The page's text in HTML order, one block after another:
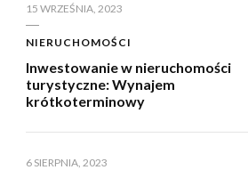
15 WRZEŚNIA, 2023
NIERUCHOMOŚCI
Inwestowanie w nieruchomości
turystyczne: Wynajem
krótkoterminowy
6 SIERPNIA, 2023